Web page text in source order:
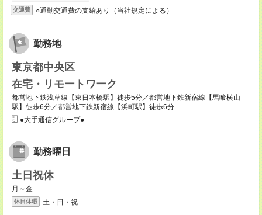
交通費 ○通勤交通費の支給あり（当社規定による）
勤務地
東京都中央区
在宅・リモートワーク
都営地下鉄浅草線【東日本橋駅】徒歩5分／都営地下鉄新宿線【馬喰横山
駅】徒歩6分／都営地下鉄新宿線【浜町駅】徒歩6分
●大手通信グループ●
勤務曜日
土日祝休
月～金
休日休暇 土・日・祝